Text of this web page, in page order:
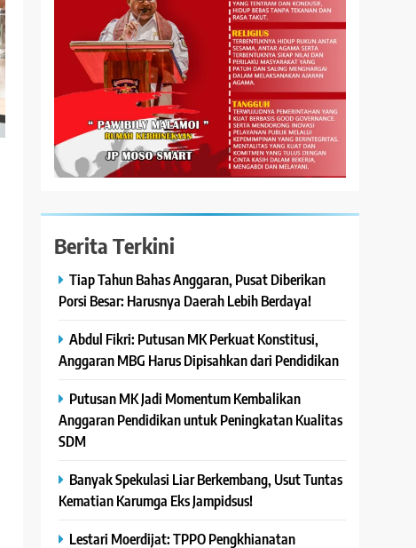
Berita Terkini
Tiap Tahun Bahas Anggaran, Pusat Diberikan
Porsi Besar: Harusnya Daerah Lebih Berdaya!
Abdul Fikri: Putusan MK Perkuat Konstitusi,
Anggaran MBG Harus Dipisahkan dari Pendidikan
Putusan MK Jadi Momentum Kembalikan
Anggaran Pendidikan untuk Peningkatan Kualitas
SDM
Banyak Spekulasi Liar Berkembang, Usut Tuntas
Kematian Karumga Eks Jampidsus!
Lestari Moerdijat: TPPO Pengkhianatan